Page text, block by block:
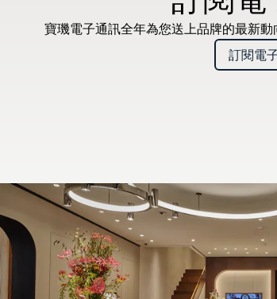
寶璣電子通訊全年為您送上品牌的最新動
訂閱電